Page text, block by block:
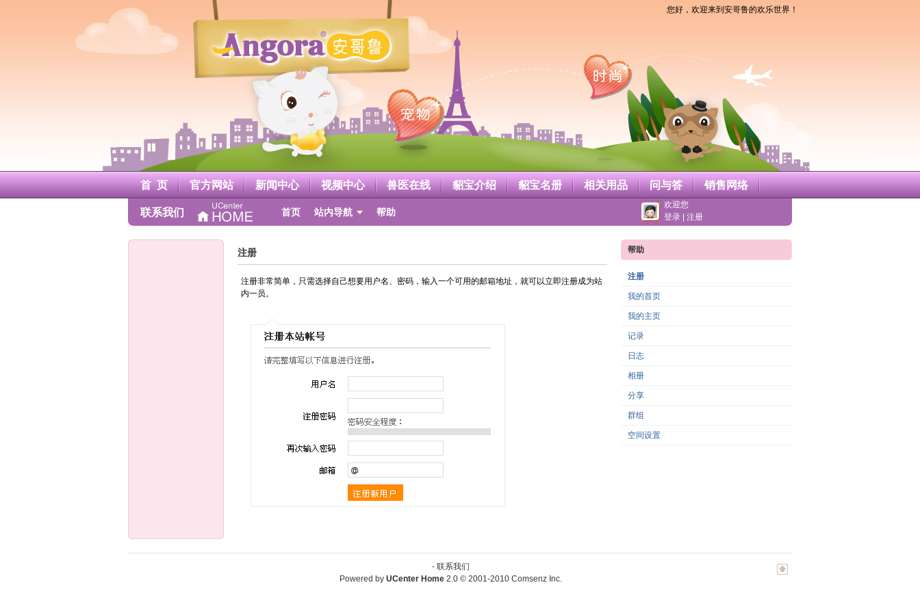
您好，欢迎来到安哥鲁的欢乐世界！
站
首 页 官方网站 新闻中心 视频中心 兽医在线 貂宝介绍 貂宝名册 相关用品 问与答 销售网络
联系我们 首页 站内导航 帮助
欢迎您
登录
注册
注册
注册非常简单，只需选择自己想要用户名、密码，输入一个可用的邮箱地址，就可以立即注册成为站
内一员。
帮助
注册
我的首页
我的主页
记录
日志
相册
分享
群组
空间设置
- 联系我们
Powered by UCenter Home 2.0© 2001-2010 Comsenz Inc.